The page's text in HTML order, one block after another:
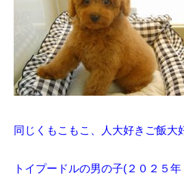
同じくもこもこ、人大好きご飯大
トイプードルの男の子(２０２５